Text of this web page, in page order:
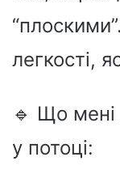
легкості,
🔹 Що
у потоці: